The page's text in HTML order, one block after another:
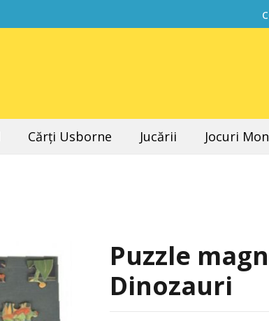
Cărți Usborne Jucării Jocuri
Puzzle
Dinozauri